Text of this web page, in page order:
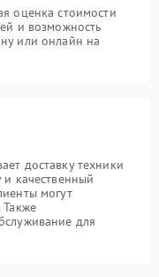
оценка стоимости
и возможность
или онлайн на
доставку техники
качественный
могут
Также
для